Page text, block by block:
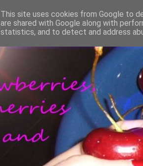
This site uses cookies from Google to
are shared with Google along with
statistics, and to detect and address